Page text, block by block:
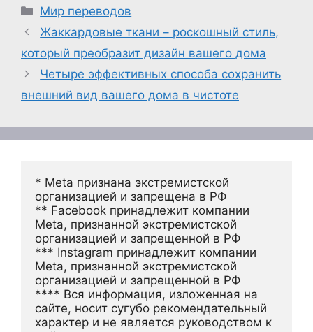
Рубрики
Мир переводов
Жаккардовые ткани – роскошный стиль,
который преобразит дизайн вашего дома
Четыре эффективных способа сохранить
внешний вид вашего дома в чистоте
* Meta признана экстремистской
организацией и запрещена в РФ
** Facebook принадлежит компании
Meta, признанной экстремистской
организацией и запрещенной в РФ
*** Instagram принадлежит компании
Meta, признанной экстремистской
организацией и запрещенной в РФ
**** Вся информация, изложенная на
сайте, носит сугубо рекомендательный
характер и не является руководством к